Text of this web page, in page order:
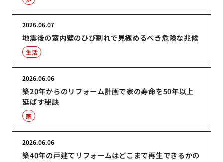
地震後の室内壁のひび割れで見極めるべき危険な兆候
2026.06.07
生活
築20年からのリフォーム計画で家の寿命を50年以上
延ばす秘訣
2026.06.06
家
築40年の戸建てリフォームはどこまで再生できるかの
2026.06.06